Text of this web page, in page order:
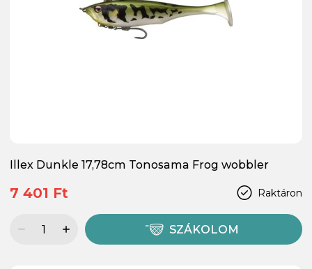
Illex Dunkle 17,78cm Tonosama Frog wobbler
Raktáron
7 401 Ft
SZÁKOLOM